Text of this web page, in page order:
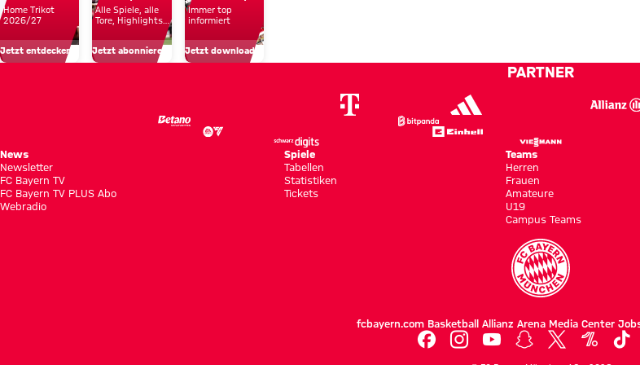
um
unsere
Profis
Bayern
in
Hongkong
Reichweite
und
Fan-
Hongkong
Jeju
Home Trikot
2026/27
Jetzt entdecken
Alle Spiele, alle
Tore, Highlights
Jetzt abonnieren!
Immer top
informiert
Jetzt downloaden!
PARTNER
News
Newsletter
FC Bayern TV
FC Bayern TV PLUS Abo
Webradio
Spiele
Tabellen
Statistiken
Tickets
Teams
Herren
Frauen
Amateure
U19
Campus Teams
fcbayern.com Basketball Allianz Arena Media Center